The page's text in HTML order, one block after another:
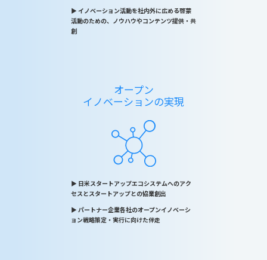
▶︎ イノベーション活動を社内外に広める啓蒙
活動のための、ノウハウやコンテンツ提供・共
創
オープン
イノベーションの実現
▶︎ 日米スタートアップエコシステムへのアク
セスとスタートアップとの協業創出
▶︎ パートナー企業各社のオープンイノベーシ
ョン戦略策定・実行に向けた伴走